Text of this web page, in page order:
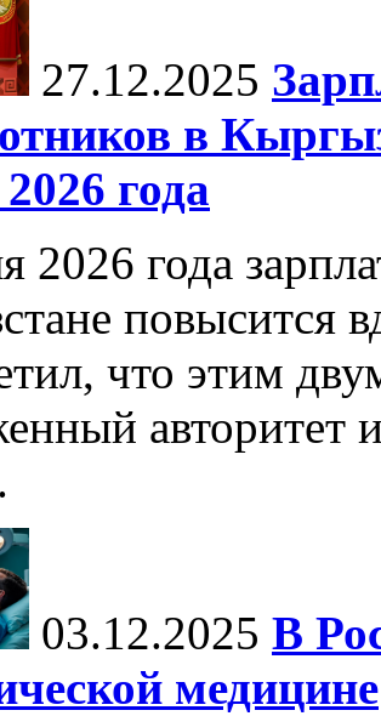
27.12.2025
в
года
2026 года
повысится
что этим
03.12.2025 В
медицине